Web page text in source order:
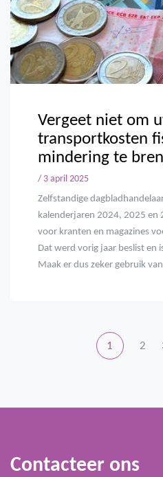
Vergeet niet om
transportkosten
mindering te
/ 3 april 2025
Zelfstandige
kalenderjaren 2024, 2025
voor kranten en magazines
Dat werd vorig jaar beslist en
Maak er dus zeker gebruik
1 2
Contacteer ons